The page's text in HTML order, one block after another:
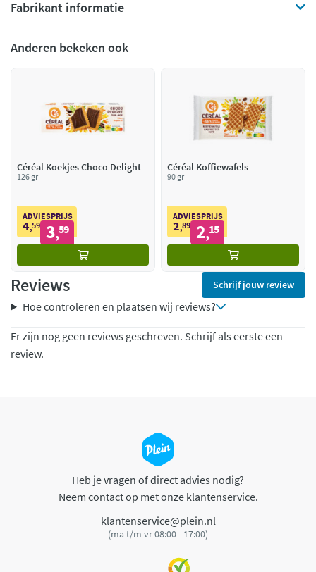
Fabrikant informatie
Anderen bekeken ook
Céréal Koekjes Choco Delight
126 gr
ADVIESPRIJS
4,59 3,59
Céréal Koffiewafels
90 gr
ADVIESPRIJS
2,89 2,15
Reviews Schrijf jouw review
Hoe controleren en plaatsen wij reviews?
Er zijn nog geen reviews geschreven. Schrijf als eerste een
review.
Heb je vragen of direct advies nodig?
Neem contact op met onze klantenservice.
klantenservice@plein.nl
(ma t/m vr 08:00 - 17:00)